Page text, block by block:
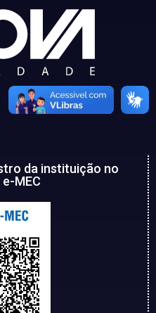
da instituição no
MEC